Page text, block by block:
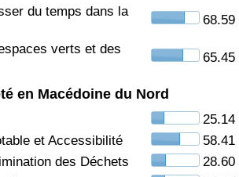
du temps dans la
68.59
verts et des
65.45
en Macédoine du Nord
25.14
et Accessibilité
58.41
des Déchets
28.60
santé
santé par Pays
(Actuel)